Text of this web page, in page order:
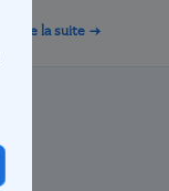
d’équilibrage.
Lire la suite →